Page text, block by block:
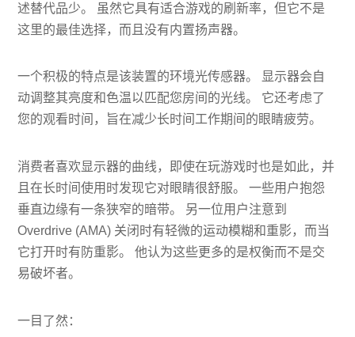
述替代品少。 虽然它具有适合游戏的刷新率，但它不是
这里的最佳选择，而且没有内置扬声器。
一个积极的特点是该装置的环境光传感器。 显示器会自
动调整其亮度和色温以匹配您房间的光线。 它还考虑了
您的观看时间，旨在减少长时间工作期间的眼睛疲劳。
消费者喜欢显示器的曲线，即使在玩游戏时也是如此，并
且在长时间使用时发现它对眼睛很舒服。 一些用户抱怨
垂直边缘有一条狭窄的暗带。 另一位用户注意到
Overdrive (AMA) 关闭时有轻微的运动模糊和重影，而当
它打开时有防重影。 他认为这些更多的是权衡而不是交
易破坏者。
一目了然：